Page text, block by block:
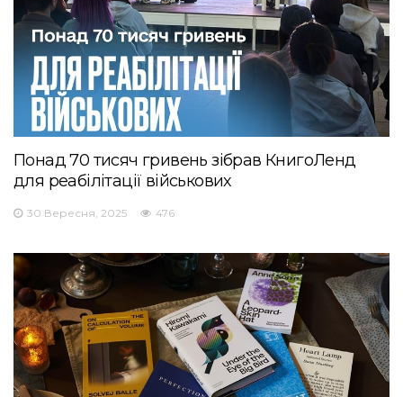
Понад 70 тисяч гривень зібрав КнигоЛенд
для реабілітації військових
30 Вересня, 2025 476